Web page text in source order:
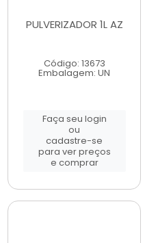
PULVERIZADOR 1L AZ
Código: 13673
Embalagem: UN
Faça seu login
ou
cadastre-se
para ver preços
e comprar